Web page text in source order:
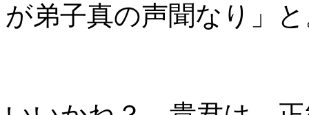
が弟子真の声聞なり」